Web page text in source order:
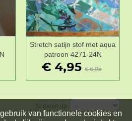
Stretch satijn stof met aqua
patroon 4271-24N
€ 4,95 € 6,95
Sorteren op
van functionele cookies en